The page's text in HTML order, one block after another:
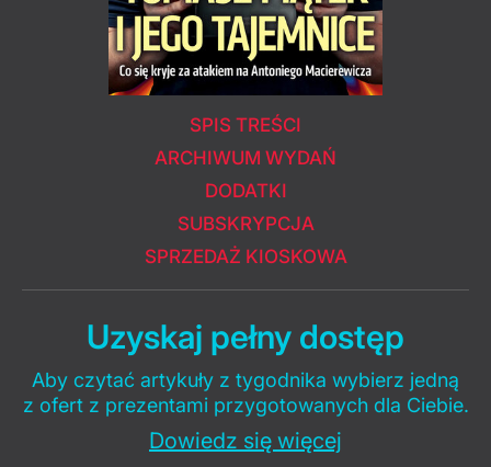
SPIS TREŚCI
ARCHIWUM WYDAŃ
DODATKI
SUBSKRYPCJA
SPRZEDAŻ KIOSKOWA
Uzyskaj pełny dostęp
Aby czytać artykuły z tygodnika wybierz jedną
z ofert z prezentami przygotowanych dla Ciebie.
Dowiedz się więcej